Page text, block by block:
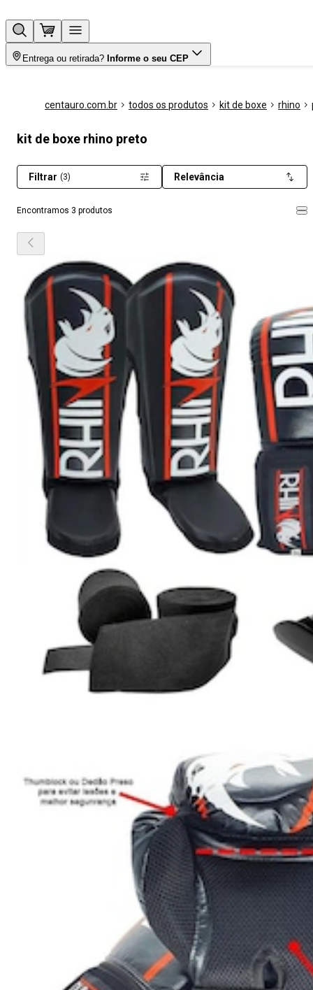
Entrega ou retirada? Informe o seu CEP
centauro.com.br todos os produtos kit de boxe rhino
kit de boxe rhino preto
Encontramos 3 produtos
Filtrar (3) Relevância